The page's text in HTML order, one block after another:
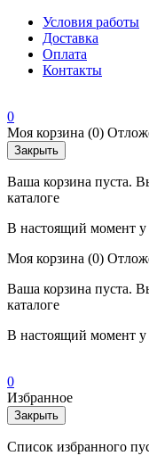
Условия работы
Доставка
Оплата
Контакты
0
Моя корзина (0)
Закрыть
Ваша корзина пуста.
каталоге
В настоящий момент у
Моя корзина (0)
Ваша корзина пуста.
каталоге
В настоящий момент у
0
Избранное
Закрыть
Список избранного